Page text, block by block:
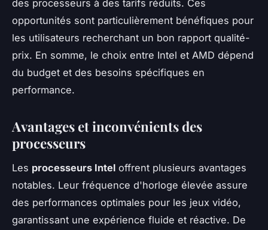
des processeurs à des tarifs réduits. Ces
opportunités sont particulièrement bénéfiques pour
les utilisateurs recherchant un bon rapport qualité-
prix. En somme, le choix entre Intel et AMD dépend
du budget et des besoins spécifiques en
performance.
Avantages et inconvénients des
processeurs
Les processeurs Intel offrent plusieurs avantages
notables. Leur fréquence d'horloge élevée assure
des performances optimales pour les jeux vidéo,
garantissant une expérience fluide et réactive. De